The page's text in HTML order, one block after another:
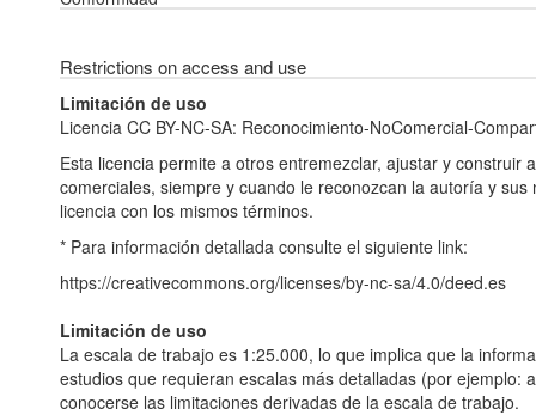
Restrictions on access and use
Limitación de uso
Licencia CC BY-NC-SA: Reconocimiento-NoComercial-
Esta licencia permite a otros entremezclar, ajustar y construir
comerciales, siempre y cuando le reconozcan la autoría y
licencia con los mismos términos.
* Para información detallada consulte el siguiente link:
https://creativecommons.org/licenses/by-nc-sa/4.0/deed.es
Limitación de uso
La escala de trabajo es 1:25.000, lo que implica que la
estudios que requieran escalas más detalladas (por ejemplo:
conocerse las limitaciones derivadas de la escala de trabajo.